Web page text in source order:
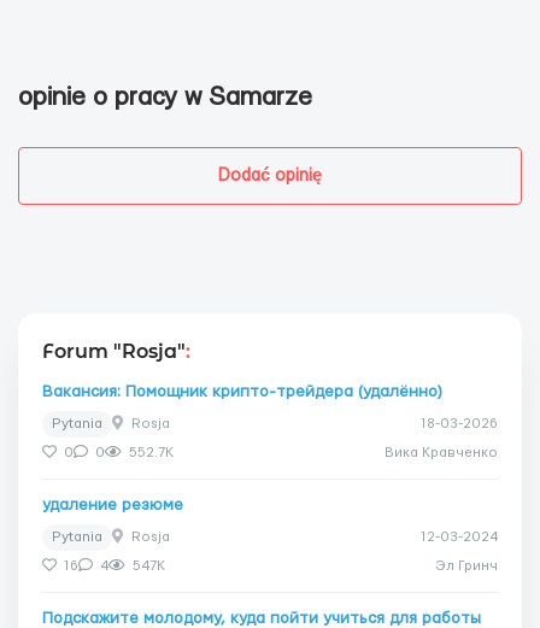
opinie o pracy w Samarze
Dodać opinię
Forum "Rosja":
Вакансия: Помощник крипто-трейдера (удалённо)
Pytania Rosja 18-03-2026
0 0 552.7K Вика Кравченко
удаление резюме
Pytania Rosja 12-03-2024
16 4 547K Эл Гринч
Подскажите молодому, куда пойти учиться для работы